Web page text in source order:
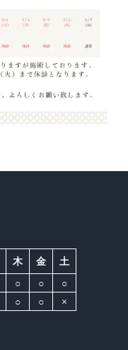
木 金
土
○ ○
○
○ ○ ×